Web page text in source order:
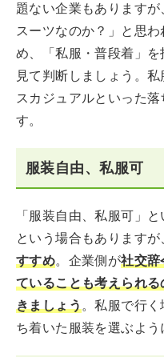
題ない企業もあります
スーツなのか？」と思
め、「私服・普段着」
見て判断しましょう。
スカジュアルといった
す。
服装自由、私服可
「服装自由、私服可」
という場合もありますが
すすめ。企業側が社交辞
ていることも考えられ
きましょう。私服で行
ち着いた服装を選ぶよう